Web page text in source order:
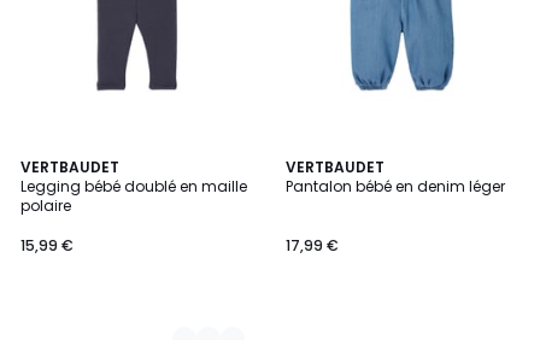
VERTBAUDET
Legging bébé doublé en maille
polaire
15,99 €
2
Couleurs
VERTBAUDET
Pantalon bébé en denim léger
17,99 €